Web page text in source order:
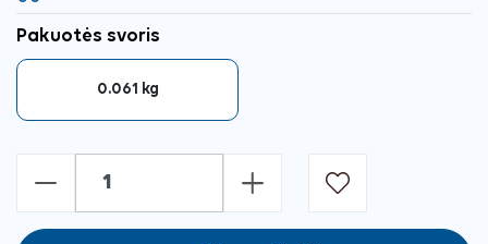
Pakuotės svoris
0.061 kg
- +